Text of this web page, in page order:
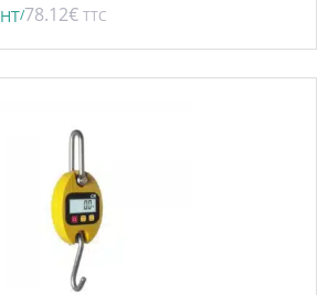
HT/78.12€ TTC